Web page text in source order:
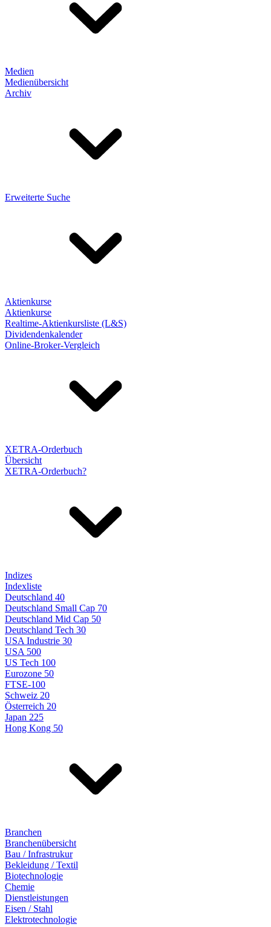
Medien
Medienübersicht
Archiv
Erweiterte Suche
Aktienkurse
Aktienkurse
Realtime-Aktienkursliste (L&S)
Dividendenkalender
Online-Broker-Vergleich
XETRA-Orderbuch
Übersicht
XETRA-Orderbuch?
Indizes
Indexliste
Deutschland 40
Deutschland Small Cap 70
Deutschland Mid Cap 50
Deutschland Tech 30
USA Industrie 30
USA 500
US Tech 100
Eurozone 50
FTSE-100
Schweiz 20
Österreich 20
Japan 225
Hong Kong 50
Branchen
Branchenübersicht
Bau / Infrastrukur
Bekleidung / Textil
Biotechnologie
Chemie
Dienstleistungen
Eisen / Stahl
Elektrotechnologie